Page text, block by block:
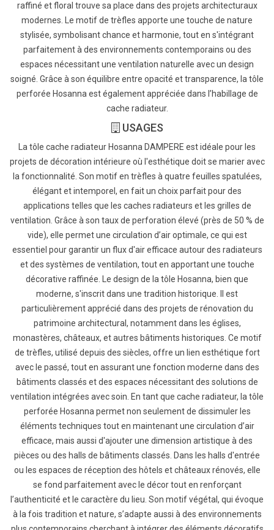
raffiné et floral trouve sa place dans des projets architecturaux
modernes. Le motif de trèfles apporte une touche de nature
stylisée, symbolisant chance et harmonie, tout en s'intégrant
parfaitement à des environnements contemporains ou des
espaces nécessitant une ventilation naturelle avec un design
soigné. Grâce à son équilibre entre opacité et transparence, la tôle
perforée Hosanna est également appréciée dans l’habillage de
cache radiateur.
USAGES
La tôle cache radiateur Hosanna DAMPERE est idéale pour les
projets de décoration intérieure où l'esthétique doit se marier avec
la fonctionnalité. Son motif en trèfles à quatre feuilles spatulées,
élégant et intemporel, en fait un choix parfait pour des
applications telles que les caches radiateurs et les grilles de
ventilation. Grâce à son taux de perforation élevé (près de 50 % de
vide), elle permet une circulation d’air optimale, ce qui est
essentiel pour garantir un flux d'air efficace autour des radiateurs
et des systèmes de ventilation, tout en apportant une touche
décorative raffinée. Le design de la tôle Hosanna, bien que
moderne, s'inscrit dans une tradition historique. Il est
particulièrement apprécié dans des projets de rénovation du
patrimoine architectural, notamment dans les églises,
monastères, châteaux, et autres bâtiments historiques. Ce motif
de trèfles, utilisé depuis des siècles, offre un lien esthétique fort
avec le passé, tout en assurant une fonction moderne dans des
bâtiments classés et des espaces nécessitant des solutions de
ventilation intégrées avec soin. En tant que cache radiateur, la tôle
perforée Hosanna permet non seulement de dissimuler les
éléments techniques tout en maintenant une circulation d’air
efficace, mais aussi d'ajouter une dimension artistique à des
pièces ou des halls de bâtiments classés. Dans les halls d'entrée
ou les espaces de réception des hôtels et châteaux rénovés, elle
se fond parfaitement avec le décor tout en renforçant
l’authenticité et le caractère du lieu. Son motif végétal, qui évoque
à la fois tradition et nature, s’adapte aussi à des environnements